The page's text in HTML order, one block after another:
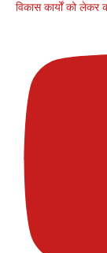
विकास कार्यों को लेकर